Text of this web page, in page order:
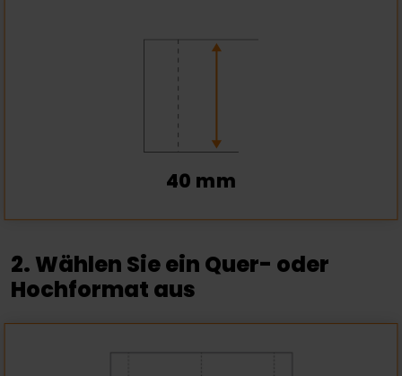
40 mm
2. Wählen Sie ein Quer- oder
Hochformat aus